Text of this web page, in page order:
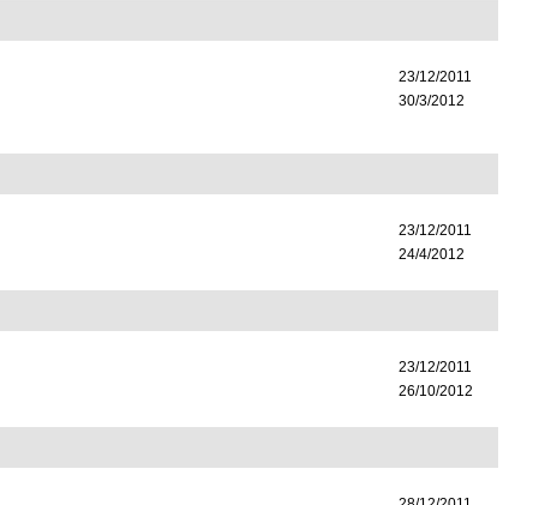
23/12/2011
30/3/2012
23/12/2011
24/4/2012
23/12/2011
26/10/2012